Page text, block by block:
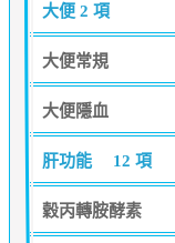
大便 2 項
大便常規
大便隱血
肝功能 12 項
穀丙轉胺酵素